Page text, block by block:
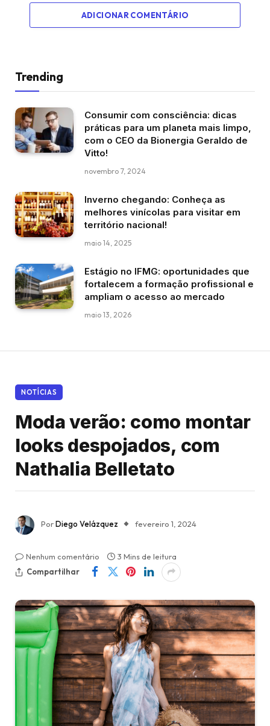
ADICIONAR COMENTÁRIO
Trending
Consumir com consciência: dicas
práticas para um planeta mais limpo,
com o CEO da Bionergia Geraldo de
Vitto!
novembro 7, 2024
Inverno chegando: Conheça as
melhores vinícolas para visitar em
território nacional!
maio 14, 2025
Estágio no IFMG: oportunidades que
fortalecem a formação profissional e
ampliam o acesso ao mercado
maio 13, 2026
NOTÍCIAS
Moda verão: como montar
looks despojados, com
Nathalia Belletato
PorDiego Velázquez fevereiro 1, 2024
Nenhum comentário
3 Mins de leitura
Compartilhar